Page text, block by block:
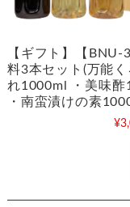
【ギフト】【BNU-
料3本セット(万能く
れ1000ml ・美味酢
・南蛮漬けの素